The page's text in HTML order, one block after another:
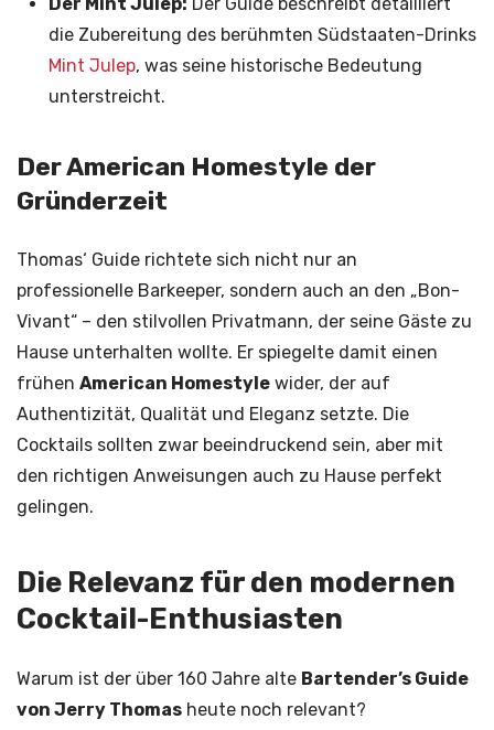
die Zubereitung des berühmten Südstaaten-Drinks
Mint Julep, was seine historische Bedeutung
unterstreicht.
Der American Homestyle der
Gründerzeit
Thomas‘ Guide richtete sich nicht nur an
professionelle Barkeeper, sondern auch an den „Bon-
Vivant“ – den stilvollen Privatmann, der seine Gäste zu
Hause unterhalten wollte. Er spiegelte damit einen
frühen American Homestyle wider, der auf
Authentizität, Qualität und Eleganz setzte. Die
Cocktails sollten zwar beeindruckend sein, aber mit
den richtigen Anweisungen auch zu Hause perfekt
gelingen.
Die Relevanz für den modernen
Cocktail-Enthusiasten
Warum ist der über 160 Jahre alte Bartender’s Guide
von Jerry Thomas heute noch relevant?